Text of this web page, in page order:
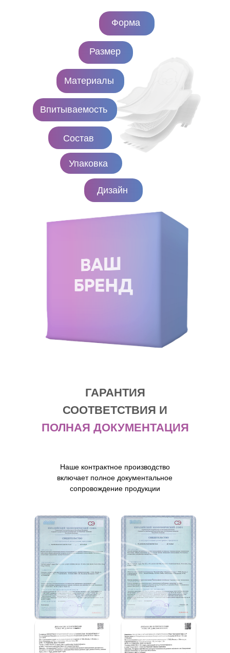
Форма
Размер
Упаковка
Дизайн
Материалы
Состав
Впитываемость
ГАРАНТИЯ
СООТВЕТСТВИЯ И
ПОЛНАЯ ДОКУМЕНТАЦИЯ
Наше контрактное производство
включает полное документальное
сопровождение продукции